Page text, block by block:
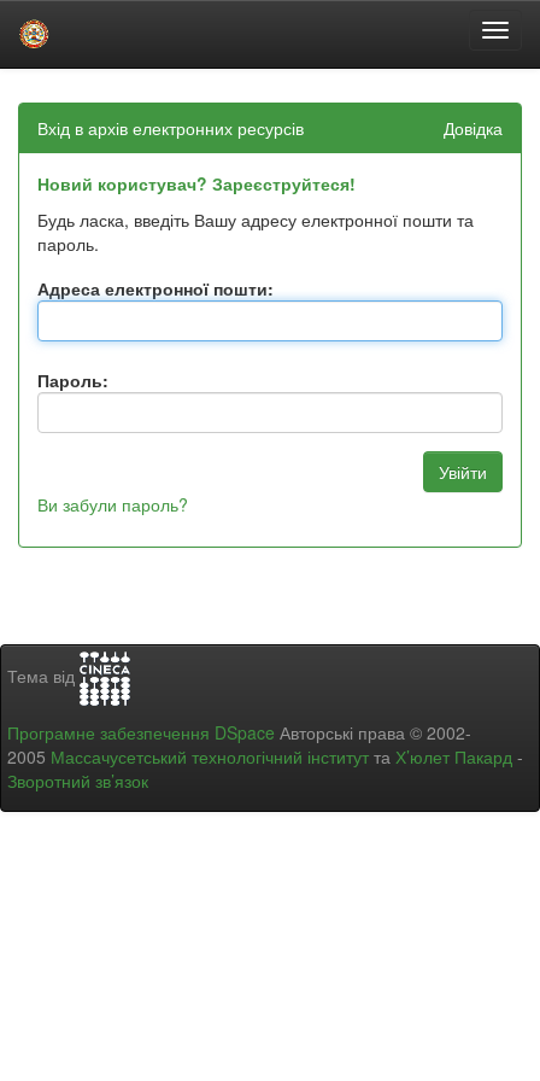
navigation
Вхід в архів електронних ресурсів Довідка
Новий користувач? Зареєструйтеся!
Будь ласка, введіть Вашу адресу електронної пошти та
пароль.
Адреса електронної пошти:
Пароль:
Ви забули пароль?
Тема від
Програмне забезпечення DSpace Авторські права © 2002-
2005 Массачусетський технологічний інститут та Х’юлет Пакард -
Зворотний зв’язок